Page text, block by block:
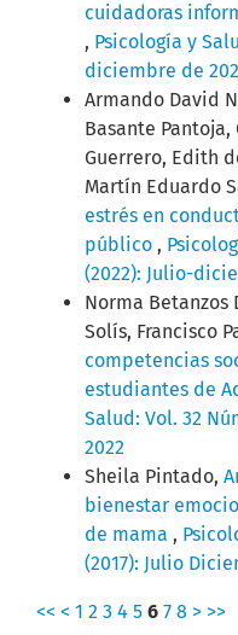
cuidadoras
, Psicología y
diciembre de
Armando David
Basante
Guerrero, Edith
Martín Eduardo
estrés en
público ,
(2022): Julio-
Norma Betanzos
Solís, Francisco
competencias
estudiantes de
Salud: Vol. 32
2022
Sheila Pintado,
bienestar
de mama ,
(2017): Julio
<< < 1 2 3 4 5 6 7 8 > >>